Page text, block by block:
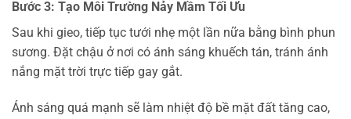
Bước 3: Tạo Môi Trường Nảy Mầm Tối Ưu
Sau khi gieo, tiếp tục tưới nhẹ một lần nữa bằng bình phun
sương. Đặt chậu ở nơi có ánh sáng khuếch tán, tránh ánh
nắng mặt trời trực tiếp gay gắt.
Ánh sáng quá mạnh sẽ làm nhiệt độ bề mặt đất tăng cao,